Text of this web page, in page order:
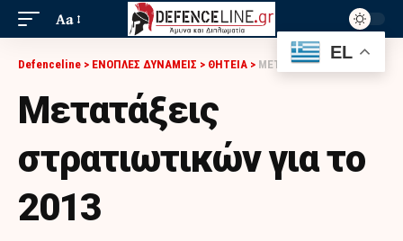
Aa
Defenceline > ΕΝΟΠΛΕΣ ΔΥΝΑΜΕΙΣ > ΘΗΤΕΙΑ > ΜΕΤΑΤΆΞΕΙΣ ΣΤΡΑΤΙΩΤΙΚΏΝ ΓΙΑ ΤΟ 2013
Μετατάξεις
στρατιωτικών για το
2013
EL